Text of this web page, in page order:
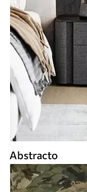
Abstracto